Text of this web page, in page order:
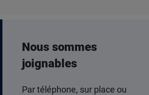
Nous sommes
joignables
Par téléphone, sur place ou